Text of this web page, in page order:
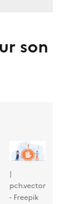
son
|
pch.vector
- Freepik